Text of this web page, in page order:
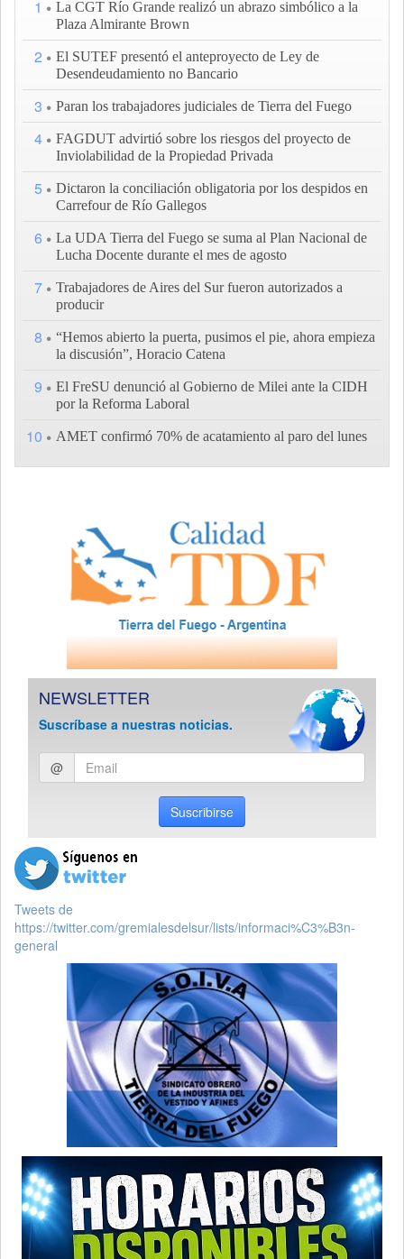
1
La CGT Río Grande realizó un abrazo simbólico a la
Plaza Almirante Brown
2
El SUTEF presentó el anteproyecto de Ley de
Desendeudamiento no Bancario
3 Paran los trabajadores judiciales de Tierra del Fuego
4
FAGDUT advirtió sobre los riesgos del proyecto de
Inviolabilidad de la Propiedad Privada
5
Dictaron la conciliación obligatoria por los despidos en
Carrefour de Río Gallegos
6
La UDA Tierra del Fuego se suma al Plan Nacional de
Lucha Docente durante el mes de agosto
7
Trabajadores de Aires del Sur fueron autorizados a
producir
8
“Hemos abierto la puerta, pusimos el pie, ahora empieza
la discusión”, Horacio Catena
9
El FreSU denunció al Gobierno de Milei ante la CIDH
por la Reforma Laboral
10 AMET confirmó 70% de acatamiento al paro del lunes
NEWSLETTER
Suscríbase a nuestras noticias.
Ingresar
email
@
Suscribirse
Tweets de
https://twitter.com/gremialesdelsur/lists/informaci%C3%B3n-
general